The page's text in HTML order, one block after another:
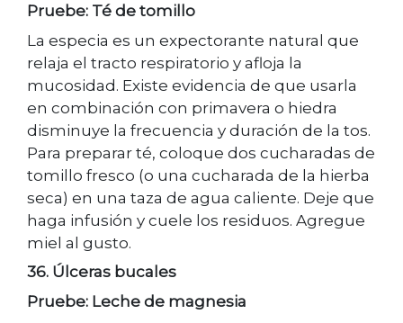
Pruebe: Té de tomillo
La especia es un expectorante natural que
relaja el tracto respiratorio y afloja la
mucosidad. Existe evidencia de que usarla
en combinación con primavera o hiedra
disminuye la frecuencia y duración de la tos.
Para preparar té, coloque dos cucharadas de
tomillo fresco (o una cucharada de la hierba
seca) en una taza de agua caliente. Deje que
haga infusión y cuele los residuos. Agregue
miel al gusto.
36. Úlceras bucales
Pruebe: Leche de magnesia